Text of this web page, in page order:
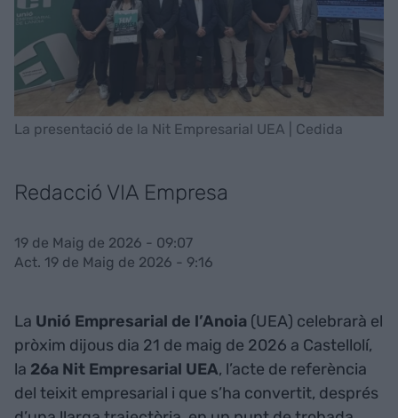
La presentació de la Nit Empresarial UEA | Cedida
Redacció VIA Empresa
19 de Maig de 2026 - 09:07
Act. 19 de Maig de 2026 - 9:16
La Unió Empresarial de l’Anoia (UEA) celebrarà el
pròxim dijous dia 21 de maig de 2026 a Castellolí,
la 26a Nit Empresarial UEA, l’acte de referència
del teixit empresarial i que s’ha convertit, després